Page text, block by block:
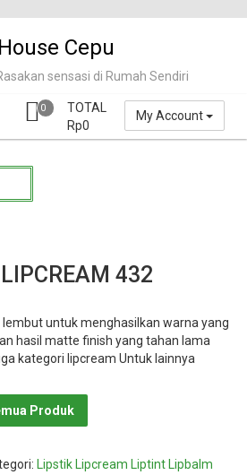
Cepu
sensasi di Rumah Sendiri
My Account
0
TOTAL
Rp0
432
untuk menghasilkan warna yang
hasil matte finish yang tahan lama
kategori lipcream Untuk lainnya
Produk
Lipstik Lipcream Liptint Lipbalm